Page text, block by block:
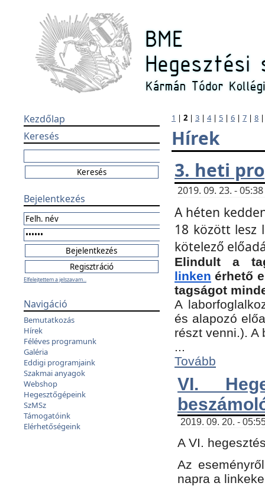
Kezdőlap
Keresés
Bejelentkezés
Elfelejtettem a jelszavam...
Navigáció
Bemutatkozás
Hírek
Féléves programunk
Galéria
Eddigi programjaink
Szakmai anyagok
Webshop
Hegesztőgépeink
SzMSz
Támogatóink
Elérhetőségeink
1 | 2 | 3 | 4| 5 | 6 | 7 | 8
Hírek
3. heti
2019. 09. 23. -
A héten
18 között lesz
kötelező
Elindult a
linken érhető
tagságot
A
és alapozó
részt venni.).
...
Tovább
VI.
2019. 09. 20. -
A VI.
Az
napra a